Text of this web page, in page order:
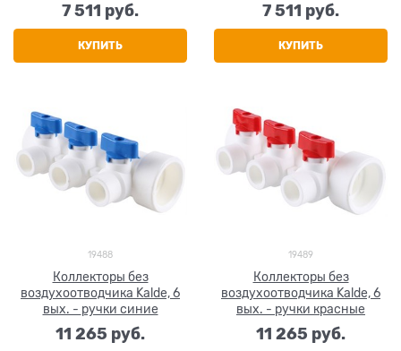
7 511 руб.
КУПИТЬ
7 511 руб.
КУПИТЬ
19488
Коллекторы без
воздухоотводчика Kalde, 6
вых. - ручки синие
11 265 руб.
19489
Коллекторы без
воздухоотводчика Kalde, 6
вых. - ручки красные
11 265 руб.